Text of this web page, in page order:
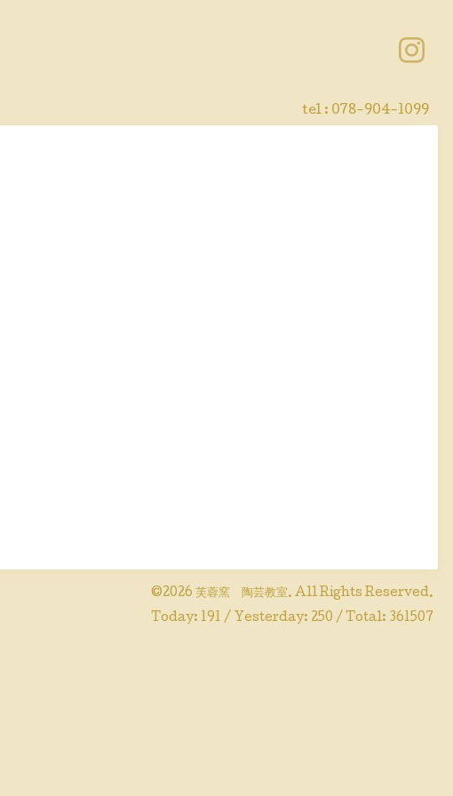
tel : 078-904-1099
©2026 芙蓉窯 陶芸教室. All Rights Reserved.
Today: 191 / Yesterday: 250 / Total: 361507